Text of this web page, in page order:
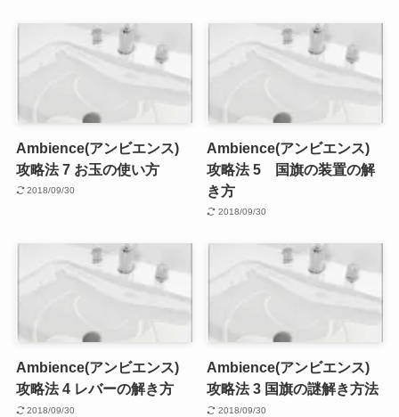
Ambience(アンビエンス)
攻略法 7 お玉の使い方
2018/09/30
Ambience(アンビエンス)
攻略法 5 国旗の装置の解
き方
2018/09/30
Ambience(アンビエンス)
攻略法 4 レバーの解き方
2018/09/30
Ambience(アンビエンス)
攻略法 3 国旗の謎解き方法
2018/09/30